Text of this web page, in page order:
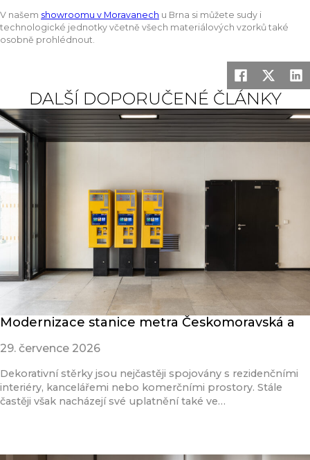
V našem showroomu v Moravanech u Brna si můžete sudy i
technologické jednotky včetně všech materiálových vzorků také
osobně prohlédnout.
DALŠÍ DOPORUČENÉ ČLÁNKY
Modernizace stanice metra Českomoravská a
29. července 2026
Dekorativní stěrky jsou nejčastěji spojovány s rezidenčními
interiéry, kancelářemi nebo komerčními prostory. Stále
častěji však nacházejí své uplatnění také ve…